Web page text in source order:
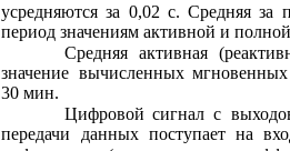
усредняются за 0,02 с. Средняя за
период значениям активной и
Средняя
активная
значение вычисленных мгновенных
30 мин.
Цифровой сигнал с
передачи
данных поступает на